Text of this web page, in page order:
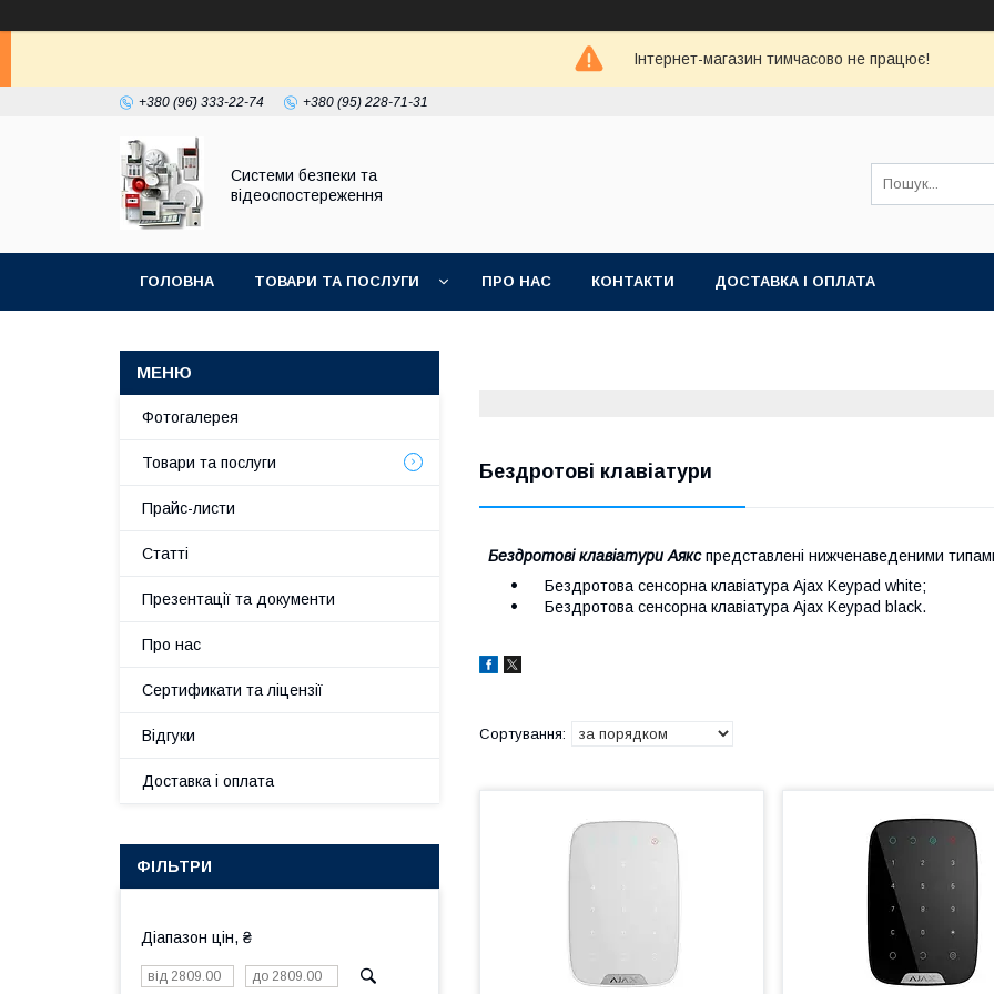
Інтернет-магазин тимчасово не працює!
+380 (96) 333-22-74 +380 (95) 228-71-31
Системи безпеки та
відеоспостереження
ГОЛОВНА ТОВАРИ ТА ПОСЛУГИ ПРО НАС КОНТАКТИ ДОСТАВКА І ОПЛАТА
Бездротові клавіатури
Бездротові клавіатури Аякспредставлені нижченаведеними
Бездротова сенсорна клавіатура Ajax Keypad white;
Бездротова сенсорна клавіатура Ajax Keypad black.
Фотогалерея
Товари та послуги
Прайс-листи
Статті
Презентації та документи
Про нас
Сертификати та ліцензії
Відгуки
Доставка і оплата
ФІЛЬТРИ
Діапазон цін, ₴